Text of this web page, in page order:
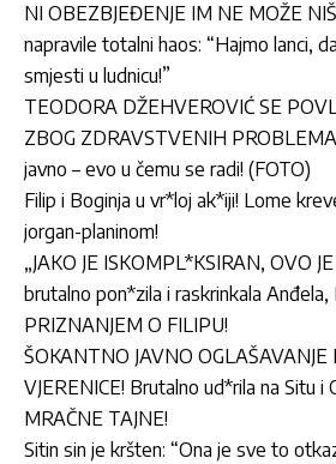
NI OBEZBJEĐENJE IM NE MOŽE
napravile totalni haos: “Hajmo lanci,
smjesti u ludnicu!”
TEODORA DŽEHVEROVIĆ SE
ZBOG ZDRAVSTVENIH
javno – evo u čemu se radi! (FOTO)
Filip i Boginja u vr*loj ak*iji! Lome
jorgan-planinom!
„JAKO JE ISKOMPL*KSIRAN, OVO
brutalno pon*zila i raskrinkala
PRIZNANJEM O FILIPU!
ŠOKANTNO JAVNO OGLAŠAVANJE
VJERENICE! Brutalno ud*rila na Situ i
MRAČNE TAJNE!
Sitin sin je kršten: “Ona je sve to